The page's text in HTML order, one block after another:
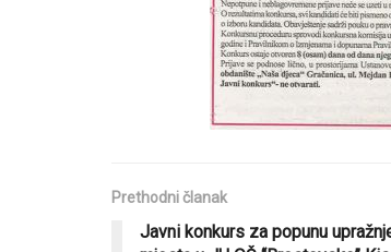
Prethodni članak
Javni konkurs za popunu